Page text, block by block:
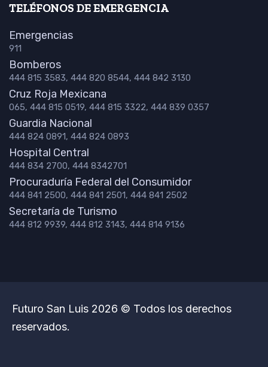
TELÉFONOS DE EMERGENCIA
Emergencias
911
Bomberos
444 815 3583, 444 820 8544, 444 842 3130
Cruz Roja Mexicana
065, 444 815 0519, 444 815 3322, 444 839 0357
Guardia Nacional
444 824 0891, 444 824 0893
Hospital Central
444 834 2700, 444 8342701
Procuraduría Federal del Consumidor
444 841 2500, 444 841 2501, 444 841 2502
Secretaría de Turismo
444 812 9939, 444 812 3143, 444 814 9136
Futuro San Luis 2026 © Todos los derechos
reservados.